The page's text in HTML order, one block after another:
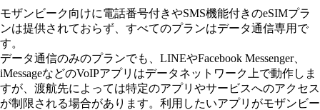
モザンビーク向けに電話番号付きやSMS機能付きのeSIMプラ
ンは提供されておらず、すべてのプランはデータ通信専用で
す。
データ通信のみのプランでも、LINEやFacebook Messenger、
iMessageなどのVoIPアプリはデータネットワーク上で動作しま
すが、渡航先によっては特定のアプリやサービスへのアクセス
が制限される場合があります。利用したいアプリがモザンビー